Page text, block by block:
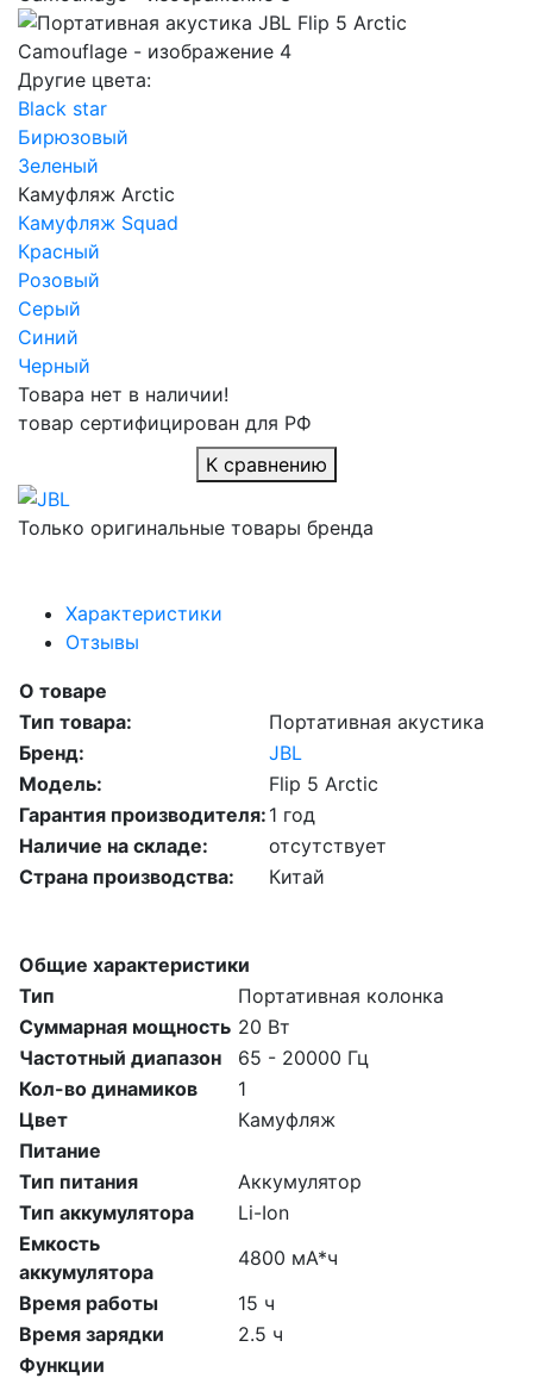
Другие цвета:
Black star
Бирюзовый
Зеленый
Камуфляж Arctic
Камуфляж Squad
Красный
Розовый
Серый
Синий
Черный
Товара нет в наличии!
товар сертифицирован для РФ
К сравнению
Только оригинальные товары бренда
Характеристики
Отзывы
Общие характеристики
Тип
Портативная колонка
Суммарная мощность 20 Вт
Частотный диапазон
65 - 20000 Гц
Кол-во динамиков
1
Цвет
Камуфляж
Питание
Тип питания
Аккумулятор
Тип аккумулятора
Li-Ion
Емкость
аккумулятора
4800 мА*ч
Время работы
15 ч
Время зарядки
2.5 ч
Функции
О товаре
Тип товара:
Портативная акустика
Бренд:
JBL
Модель:
Flip 5 Arctic
Гарантия производителя: 1 год
Наличие на складе:
отсутствует
Страна производства:
Китай